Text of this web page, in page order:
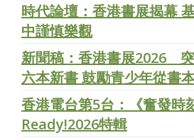
時代論壇：香港書展揭幕
中謹慎樂觀
新聞稿：香港書展2026
六本新書 鼓勵青少年從書
香港電台第5台：《奮發時
Ready!2026特輯